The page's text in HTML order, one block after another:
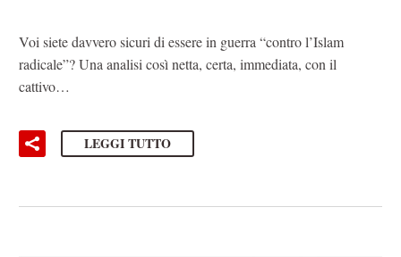
Voi siete davvero sicuri di essere in guerra “contro l’Islam
radicale”? Una analisi così netta, certa, immediata, con il
cattivo…
LEGGI TUTTO